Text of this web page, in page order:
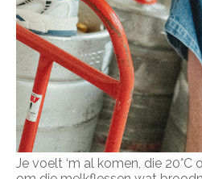
Je voelt ‘m al komen, die